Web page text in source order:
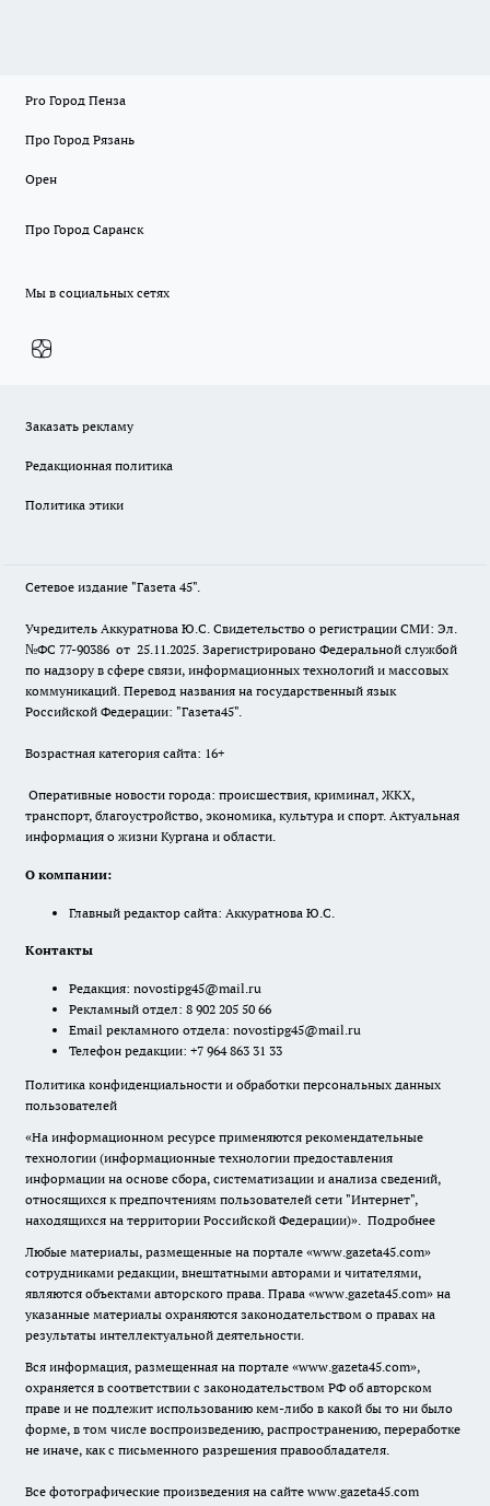
Pro Город Пенза
Про Город Рязань
Орен
Про Город Саранск
Мы в социальных сетях
Заказать рекламу
Редакционная политика
Политика этики
Сетевое издание "Газета 45".
Учредитель Аккуратнова Ю.С. Свидетельство о регистрации СМИ: Эл.
№ФС 77-90386 от 25.11.2025. Зарегистрировано Федеральной службой
по надзору в сфере связи, информационных технологий и массовых
коммуникаций. Перевод названия на государственный язык
Российской Федерации: "Газета45".
Возрастная категория сайта: 16+
Оперативные новости города: происшествия, криминал, ЖКХ,
транспорт, благоустройство, экономика, культура и спорт. Актуальная
информация о жизни Кургана и области.
О компании:
Главный редактор сайта: Аккуратнова Ю.С.
Контакты
Редакция: novostipg45@mail.ru
Рекламный отдел: 8 902 205 50 66
Email рекламного отдела: novostipg45@mail.ru
Телефон редакции: +7 964 863 31 33
Политика конфиденциальности и обработки персональных данных
пользователей
«На информационном ресурсе применяются рекомендательные
технологии (информационные технологии предоставления
информации на основе сбора, систематизации и анализа сведений,
относящихся к предпочтениям пользователей сети "Интернет",
находящихся на территории Российской Федерации)». Подробнее
Любые материалы, размещенные на портале «www.gazeta45.com»
сотрудниками редакции, внештатными авторами и читателями,
являются объектами авторского права. Права «www.gazeta45.com» на
указанные материалы охраняются законодательством о правах на
результаты интеллектуальной деятельности.
Вся информация, размещенная на портале «www.gazeta45.com»,
охраняется в соответствии с законодательством РФ об авторском
праве и не подлежит использованию кем-либо в какой бы то ни было
форме, в том числе воспроизведению, распространению, переработке
не иначе, как с письменного разрешения правообладателя.
Все фотографические произведения на сайте www.gazeta45.com